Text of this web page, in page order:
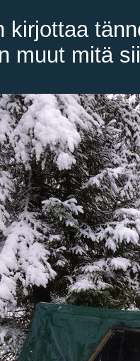
kirjottaa
muut mitä